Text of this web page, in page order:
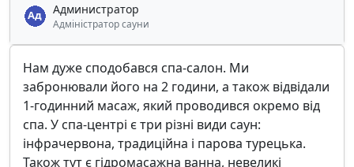
Администратор
Адміністратор сауни
Нам дуже сподобався спа-салон. Ми
забронювали його на 2 години, а також відвідали
1-годинний масаж, який проводився окремо від
спа. У спа-центрі є три різні види саун:
інфрачервона, традиційна і парова турецька.
Також тут є гідромасажна ванна, невеликі